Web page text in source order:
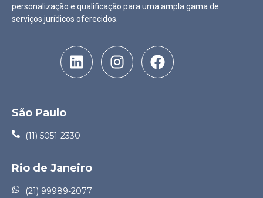
personalização e qualificação para uma ampla gama de
serviços jurídicos oferecidos.
São Paulo
(11) 5051-2330
Rio de Janeiro
(21) 99989-2077